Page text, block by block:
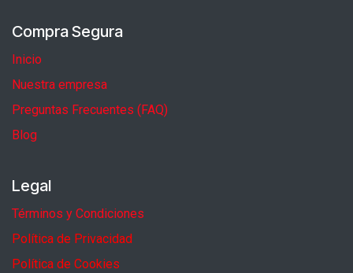
Compra Segura
Inicio
Nuestra empresa
Preguntas Frecuentes (FAQ)
Blog
Legal
Términos y Condiciones
Política de Privacidad
Política de Cookies